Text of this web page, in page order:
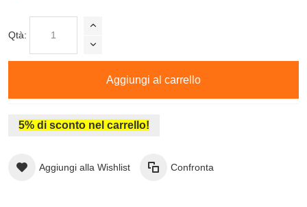
Qtà:
Aggiungi al carrello
5% di sconto nel carrello!
Aggiungi alla Wishlist Confronta